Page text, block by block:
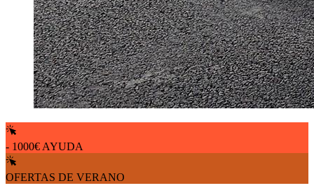
- 1000€ AYUDA
OFERTAS DE VERANO